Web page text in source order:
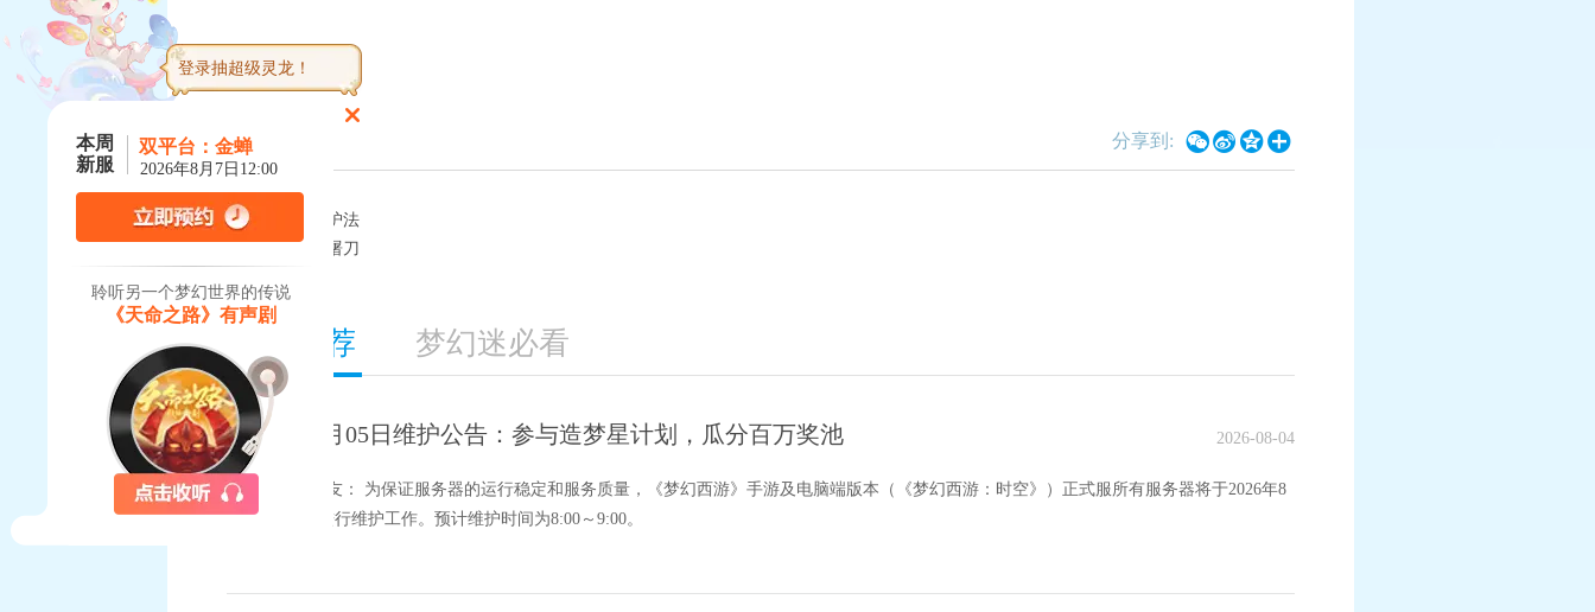
登录抽超级灵龙！
本周
新服
双平台： 金蝉
2026年8月7日12:00
聆听另一个梦幻世界的传说
《天命之路》有声剧
分享到:  
上一篇：
太极护法
放下屠刀
精彩推荐 梦幻迷必看
2026年08月05日维护公告：参与造梦星计划，瓜分百万奖池 2026-08-04
亲爱的玩家朋友： 为保证服务器的运行稳定和服务质量，《梦幻西游》手游及电脑端版本（《梦幻西游：时空》）正式服所有服务器将于2026年8
月5日停机，进行维护工作。预计维护时间为8:00～9:00。